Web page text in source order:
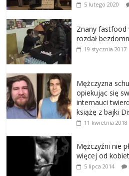
5 lutego 2020
Znany fastfood
rozdał
19 stycznia 2017
Mężczyzna
opiekując się
internauci
książę z bajki
11 kwietnia 2018
Mężczyźni nie
więcej od kobiet
5 lipca 2014